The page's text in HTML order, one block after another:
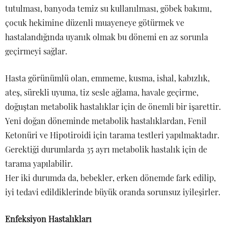
tutulması, banyoda temiz su kullanılması, göbek bakımı,
çocuk hekimine düzenli muayeneye götürmek ve
hastalandığında uyanık olmak bu dönemi en az sorunla
geçirmeyi sağlar.
Hasta görünümlü olan, emmeme, kusma, ishal, kabızlık,
ateş, sürekli uyuma, tiz sesle ağlama, havale geçirme,
doğuştan metabolik hastalıklar için de önemli bir işarettir.
Yeni doğan döneminde metabolik hastalıklardan, Fenil
Ketonüri ve Hipotiroidi için tarama testleri yapılmaktadır.
Gerektiği durumlarda 35 ayrı metabolik hastalık için de
tarama yapılabilir.
Her iki durumda da, bebekler, erken dönemde fark edilip,
iyi tedavi edildiklerinde büyük oranda sorunsuz iyileşirler.
Enfeksiyon Hastalıkları